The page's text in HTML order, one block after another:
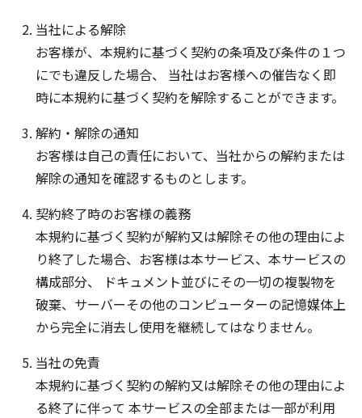
当社による解除
お客様が、本規約に基づく契約の条項及び条件の１つ
にでも違反した場合、 当社はお客様への催告なく即
時に本規約に基づく契約を解除することができます。
解約・解除の通知
お客様は自己の責任において、当社からの解約または
解除の通知を確認するものとします。
契約終了時のお客様の義務
本規約に基づく契約が解約又は解除その他の理由によ
り終了した場合、お客様は本サービス、本サービスの
構成部分、 ドキュメント並びにその一切の複製物を
破棄、サーバーその他のコンピューターの記憶媒体上
から完全に消去し使用を継続してはなりません。
当社の免責
本規約に基づく契約の解約又は解除その他の理由によ
る終了に伴って 本サービスの全部または一部が利用